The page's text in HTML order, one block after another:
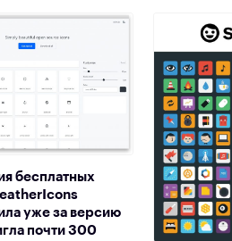
бесплатных
уже за версию
почти 300